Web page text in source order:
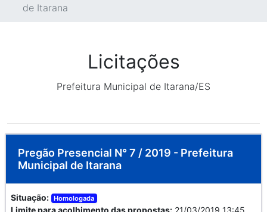
de Itarana
Licitações
Prefeitura Municipal de Itarana/ES
Pregão Presencial N° 7 / 2019 - Prefeitura
Municipal de Itarana
Situação: Homologada
Limite para acolhimento das propostas: 21/03/2019 13:45